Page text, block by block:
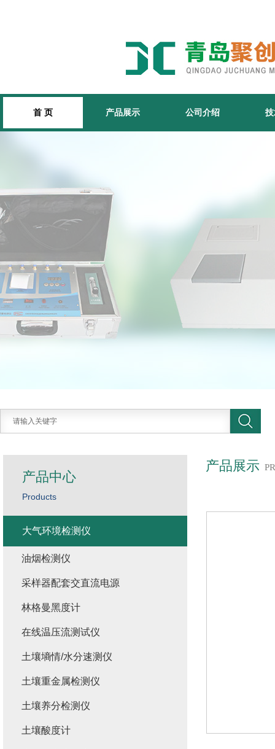
首 页 产品展示 公司介绍
产品展示
产品中心
Products
大气环境检测仪
油烟检测仪
采样器配套交直流电源
林格曼黑度计
在线温压流测试仪
土壤墒情/水分速测仪
土壤重金属检测仪
土壤养分检测仪
土壤酸度计